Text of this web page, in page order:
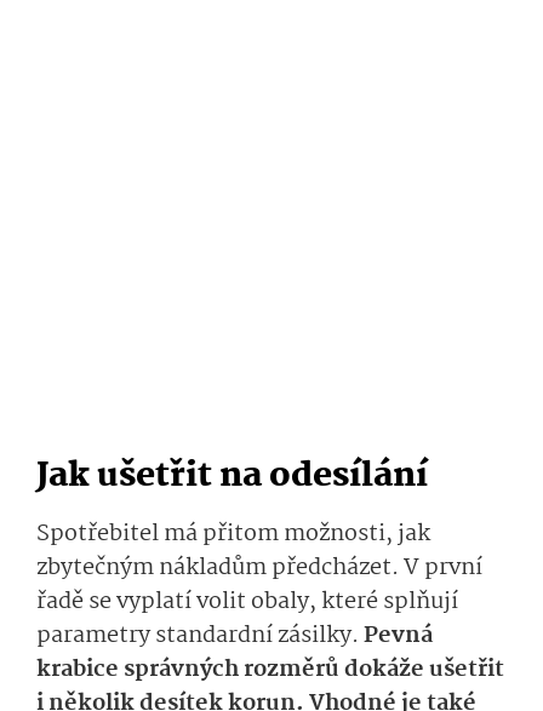
Jak ušetřit na odesílání
Spotřebitel má přitom možnosti, jak
zbytečným nákladům předcházet. V první
řadě se vyplatí volit obaly, které splňují
parametry standardní zásilky. Pevná
krabice správných rozměrů dokáže ušetřit